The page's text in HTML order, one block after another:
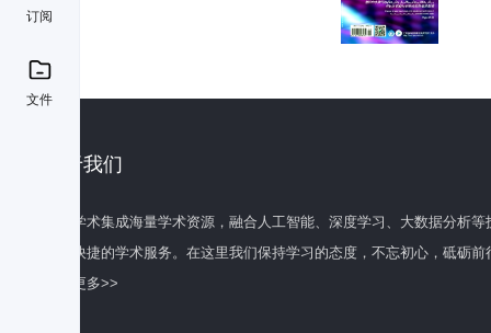
订阅
文件
关于我们
百度学术集成海量学术资源，融合人工智能、深度学习、大数据分析
全面快捷的学术服务。在这里我们保持学习的态度，不忘初心，砥砺前
了解更多>>